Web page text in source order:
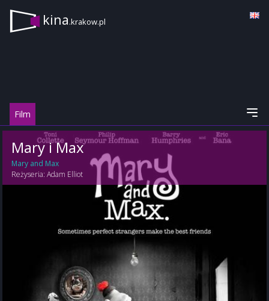
kina.krakow.pl
Film
Mary i Max
Mary and Max
Reżyseria: Adam Elliot